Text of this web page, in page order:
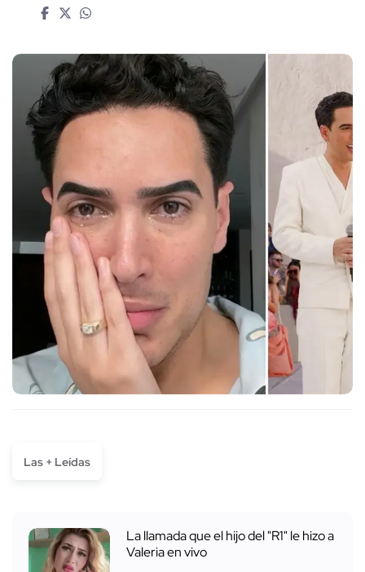
Las + Leídas
La llamada que el hijo del "R1" le hizo a
Valeria en vivo